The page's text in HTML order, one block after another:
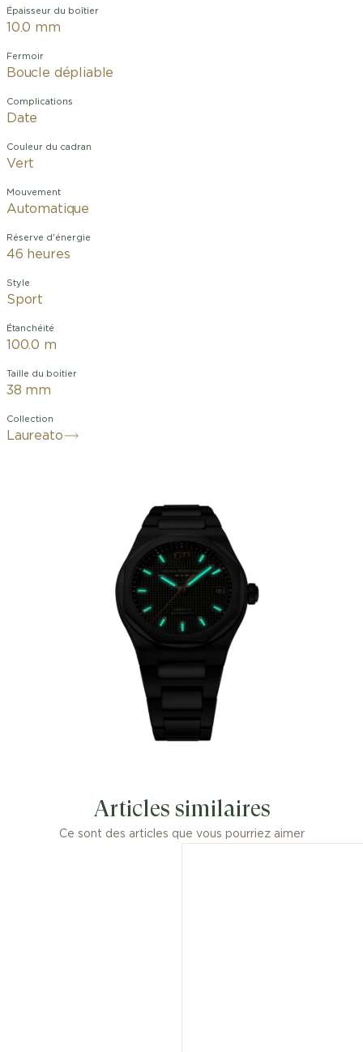
Épaisseur du boîtier
10.0 mm
Fermoir
Boucle dépliable
Complications
Date
Couleur du cadran
Vert
Mouvement
Automatique
Réserve d'énergie
46 heures
Style
Sport
Étanchéité
100.0 m
Taille du boitier
38 mm
Collection
Laureato
mm, l’un avec un cadran vert sauge et
le second avec un cadran bleu nuit.
Equipés d’un mouvement automatique
développé au sein de la Manufacture
située à La Chaux-de-Fonds, ces
nouveautés raviront les inconditionnels
de Girard-Perregaux en demande de
modèles additionnels dans ce diamètre.
Articles similaires
Ce sont des articles que vous pourriez aimer